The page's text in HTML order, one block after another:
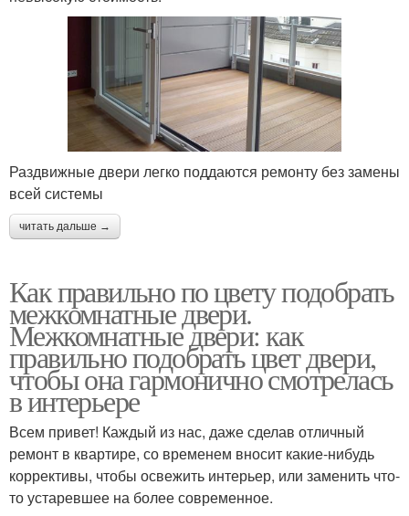
Раздвижные двери легко поддаются ремонту без замены
всей системы
читать дальше →
Как правильно по цвету подобрать
межкомнатные двери.
Межкомнатные двери: как
правильно подобрать цвет двери,
чтобы она гармонично смотрелась
в интерьере
Всем привет! Каждый из нас, даже сделав отличный
ремонт в квартире, со временем вносит какие-нибудь
коррективы, чтобы освежить интерьер, или заменить что-
то устаревшее на более современное.